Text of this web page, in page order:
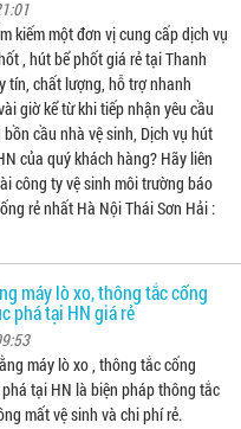
kiếm một đơn vị cung cấp dịch vụ
, hút bể phốt giá rẻ tại Thanh
tín, chất lượng, hỗ trợ nhanh
giờ kể từ khi tiếp nhận yêu cầu
cầu nhà vệ sinh, Dịch vụ hút
của quý khách hàng? Hãy liên
công ty vệ sinh môi trường báo
rẻ nhất Hà Nội Thái Sơn Hải :
máy lò xo, thông tắc cống
phá tại HN giá rẻ
máy lò xo , thông tắc cống
tại HN là biện pháp thông tắc
mất vệ sinh và chi phí rẻ.